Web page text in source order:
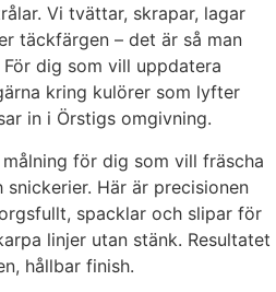
Vi tvättar, skrapar, lagar
täckfärgen – det är så man
dig som vill uppdatera
kring kulörer som lyfter
in i Örstigs omgivning.
för dig som vill fräscha
Här är precisionen
spacklar och slipar för
linjer utan stänk. Resultatet
hållbar finish.